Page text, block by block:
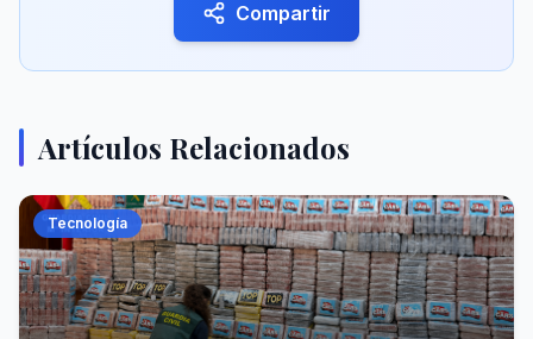
Compartir
Artículos Relacionados
Tecnología